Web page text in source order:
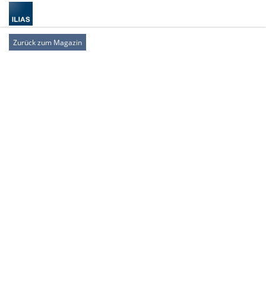
Zurück zum Magazin